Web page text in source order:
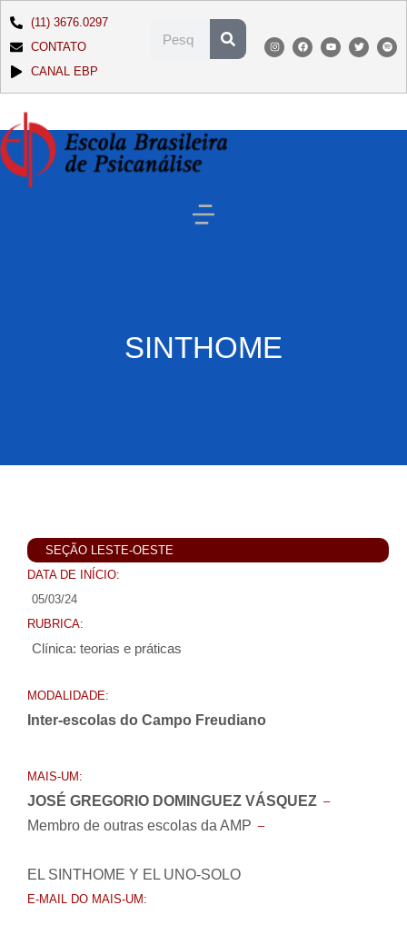
(11) 3676.0297
CONTATO
CANAL EBP
SINTHOME
SEÇÃO LESTE-OESTE
DATA DE INÍCIO:
05/03/24
RUBRICA:
Clínica: teorias e práticas
MODALIDADE:
Inter-escolas do Campo Freudiano
MAIS-UM:
JOSÉ GREGORIO DOMINGUEZ VÁSQUEZ –
Membro de outras escolas da AMP –
EL SINTHOME Y EL UNO-SOLO
E-MAIL DO MAIS-UM: